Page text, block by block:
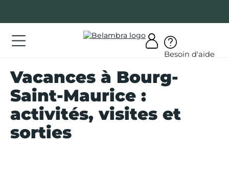
contenu
Besoin d'aide
Vacances à Bourg-
Saint-Maurice :
activités, visites et
sorties